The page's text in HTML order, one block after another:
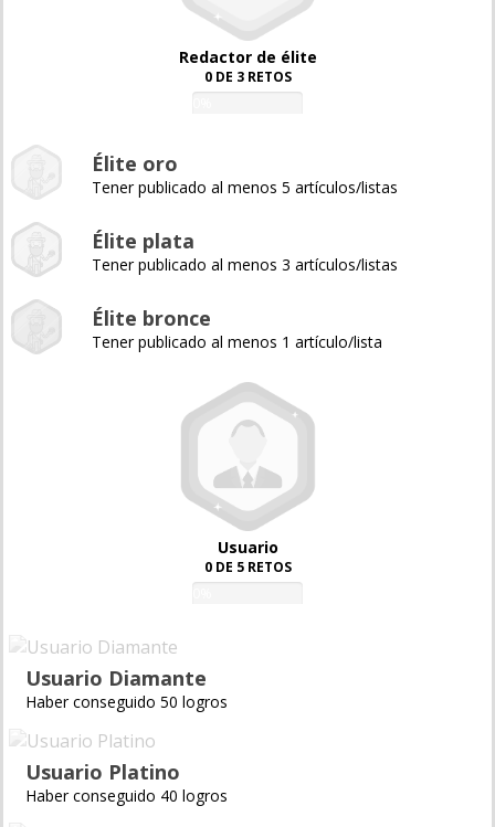
Redactor de élite
0 DE 3 RETOS
Élite oro
Tener publicado al menos 5 artículos/listas
Élite plata
Tener publicado al menos 3 artículos/listas
Élite bronce
Tener publicado al menos 1 artículo/lista
Usuario
0 DE 5 RETOS
Usuario Diamante
Haber conseguido 50 logros
Usuario Platino
Haber conseguido 40 logros